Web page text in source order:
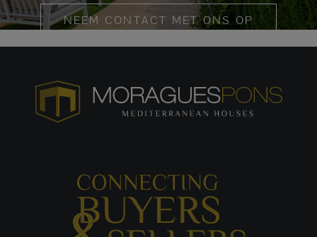
NEEM CONTACT MET ONS OP